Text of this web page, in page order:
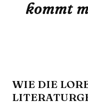
kommt
WIE DIE